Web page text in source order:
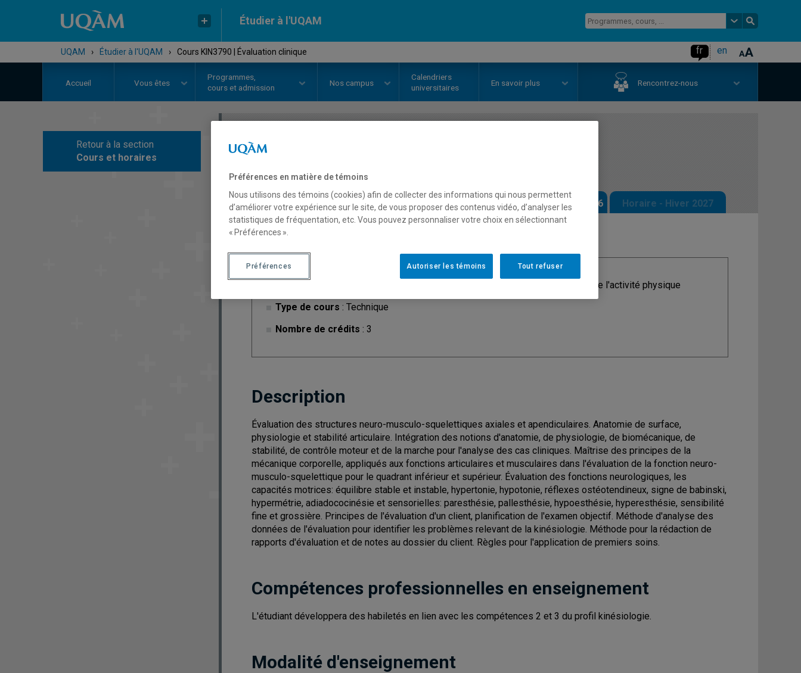
Étudier à l'UQAM
UQAM › Étudier à l'UQAM › Cours KIN3790 | Évaluation clinique fr en
Accueil Vous êtes
Programmes,
cours et admission
Nos campus
Calendriers
universitaires
En savoir plus Rencontrez-nous
Retour à la section
Cours et horaires
COURS
Description Horaire - Été 2026 Horaire - Automne 2026 Horaire - Hiver 2027
Type de cours : Technique
Nombre de crédits : 3
: Sciences de l'activité physique
Description
Évaluation des structures neuro-musculo-squelettiques axiales et apendiculaires. Anatomie de surface,
physiologie et stabilité articulaire. Intégration des notions d'anatomie, de physiologie, de biomécanique, de
stabilité, de contrôle moteur et de la marche pour l'analyse des cas cliniques. Maîtrise des principes de la
mécanique corporelle, appliqués aux fonctions articulaires et musculaires dans l'évaluation de la fonction neuro-
musculo-squelettique pour le quadrant inférieur et supérieur. Évaluation des fonctions neurologiques, les
capacités motrices: équilibre stable et instable, hypertonie, hypotonie, réflexes ostéotendineux, signe de babinski,
hypermétrie, adiadococinésie et sensorielles: paresthésie, pallesthésie, hypoesthésie, hyperesthésie, sensibilité
fine et grossière. Principes de l'évaluation d'un client, planification de l'examen objectif. Méthode d'analyse des
données de l'évaluation pour identifier les problèmes relevant de la kinésiologie. Méthode pour la rédaction de
rapports d'évaluation et de notes au dossier du client. Règles pour l'application de premiers soins.
Compétences professionnelles en enseignement
L'étudiant développera des habiletés en lien avec les compétences 2 et 3 du profil kinésiologie.
Modalité d'enseignement
Préférences en matière de témoins
Nous utilisons des témoins (cookies) afin de collecter des informations qui nous permettent
d’améliorer votre expérience sur le site, de vous proposer des contenus vidéo, d’analyser les
statistiques de fréquentation, etc. Vous pouvez personnaliser votre choix en sélectionnant
« Préférences ».
Tout refuser
Autoriser les témoins
Préférences